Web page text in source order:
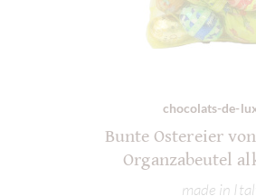
chocolats-de-
Bunte Ostereier
Organzabeutel
made in